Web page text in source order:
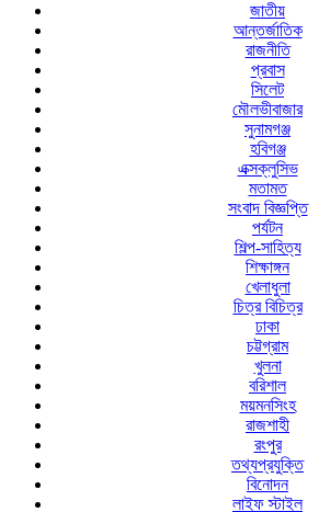
জাতীয়
আন্তর্জাতিক
রাজনীতি
প্রবাস
সিলেট
মৌলভীবাজার
সুনামগঞ্জ
হবিগঞ্জ
এক্সক্লুসিভ
মতামত
সংবাদ বিজ্ঞপ্তি
পর্যটন
শিল্প-সাহিত্য
শিক্ষাঙ্গন
খেলাধুলা
চিত্র বিচিত্র
ঢাকা
চট্টগ্রাম
খুলনা
বরিশাল
ময়মনসিংহ
রাজশাহী
রংপুর
তথ্যপ্রযুক্তি
বিনোদন
লাইফ স্টাইল